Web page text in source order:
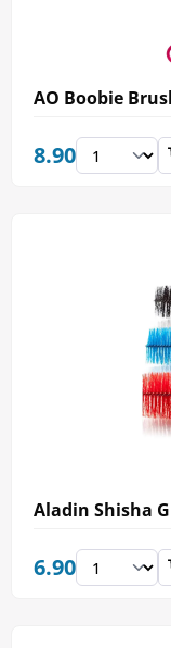
AO Boobie
8.90
Aladin Shisha
6.90